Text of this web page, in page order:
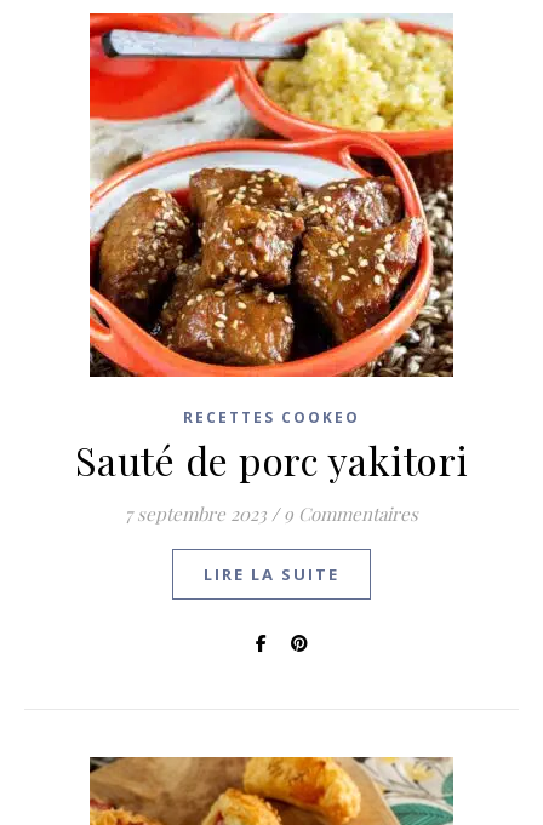
RECETTES COOKEO
Sauté de porc yakitori
7 septembre 2023 / 9 Commentaires
LIRE LA SUITE